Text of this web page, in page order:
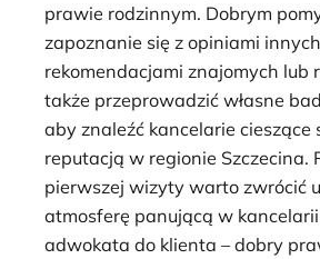
prawie rodzinnym. Dobrym
zapoznanie się z opiniami
rekomendacjami znajomych lub
także przeprowadzić własne
aby znaleźć kancelarie cieszące
reputacją w regionie Szczecina.
pierwszej wizyty warto zwrócić
atmosferę panującą w
adwokata do klienta – dobry